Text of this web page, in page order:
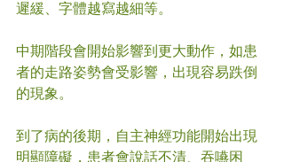
遲緩、字體越寫越細等。
中期階段會開始影響到更大動作，如患
者的走路姿勢會受影響，出現容易跌倒
的現象。
到了病的後期，自主神經功能開始出現
明顯障礙，患者會說話不清、吞嚥困